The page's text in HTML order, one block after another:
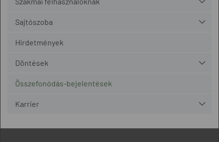
Sajtószoba
Hirdetmények
Döntések
Összefonódás-bejelentések
Karrier